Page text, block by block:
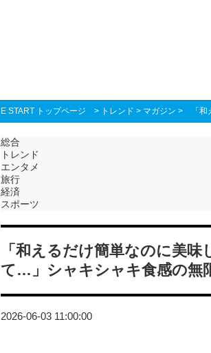
E START トップページ > トレンド > マガジン > 「
総合
トレンド
エンタメ
旅行
経済
スポーツ
「和えるだけ簡単なのに美
て…」シャキシャキ食感の無
2026-06-03 11:00:00